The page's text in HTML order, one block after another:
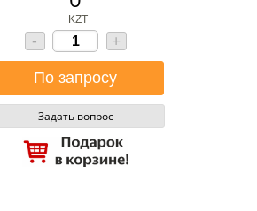
KZT
- +
Задать вопрос